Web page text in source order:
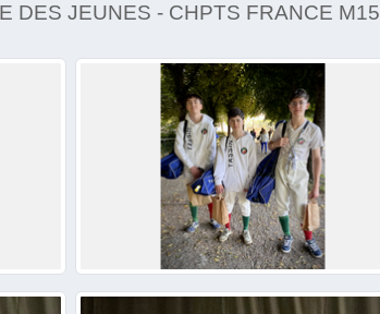
DES JEUNES - CHPTS FRANCE M15